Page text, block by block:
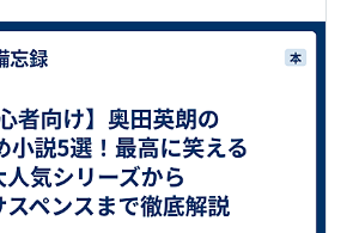
版社/メーカー:
ディア:単行本
入: 2人クリック: 76回
の商品を含むブログ (430件) を見る